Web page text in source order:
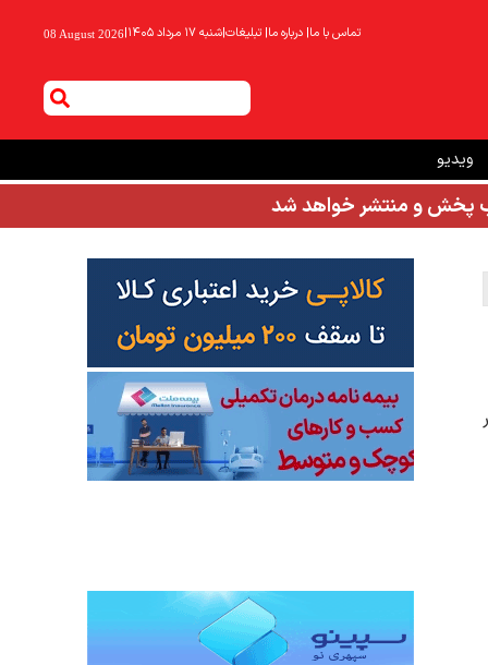
تماس با ما| درباره ما| تبلیغات|شنبه ۱۷ مرداد ۱۴۰۵ |
08 August 2026
ویدیو
پخش و منتشر خواهد شد